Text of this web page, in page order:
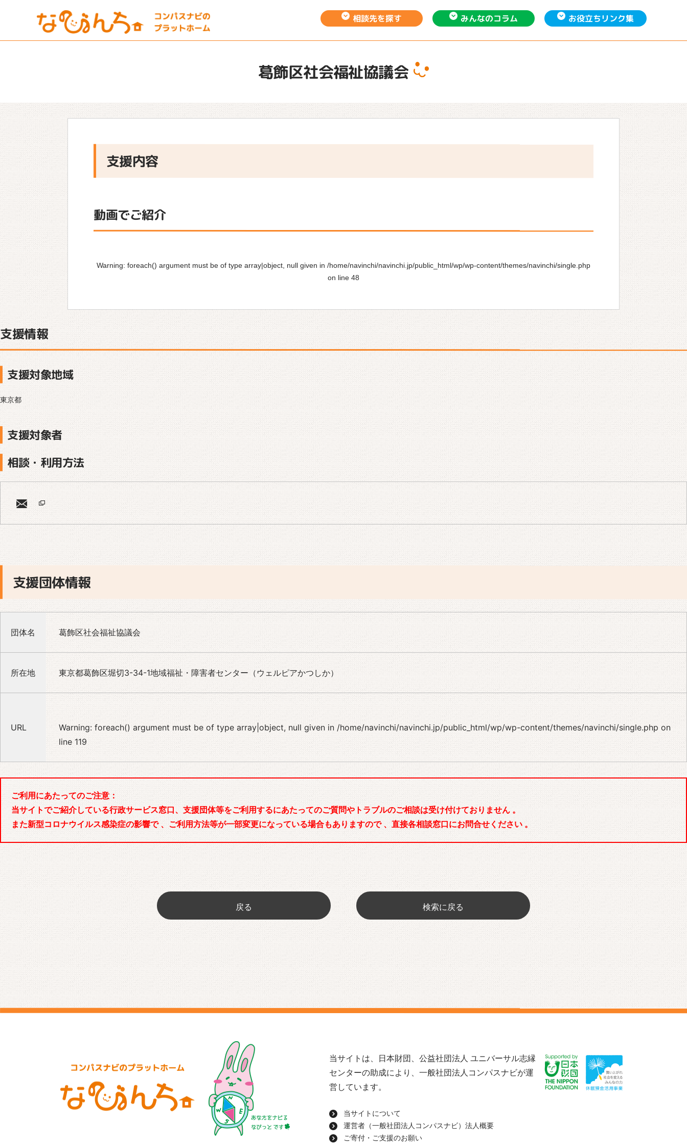
相談先を探す みんなのコラム お役立ちリンク集
葛飾区社会福祉協議会
支援内容
動画でご紹介
Warning: foreach() argument must be of type array|object, null given in /home/navinchi/navinchi.jp/public_html/wp/wp-content/themes/navinchi/single.php
on line 48
支援情報
支援対象地域
東京都
支援対象者
相談・利用方法
支援団体情報
団体名 葛飾区社会福祉協議会
所在地 東京都葛飾区堀切3-34-1地域福祉・障害者センター（ウェルピアかつしか）
URL Warning: foreach() argument must be of type array|object, null given in/home/navinchi/navinchi.jp/public_html/wp/wp-content/themes/navinchi/single.php on
line119
ご利用にあたってのご注意：
当サイトでご紹介している行政サービス窓口、支援団体等をご利用するにあたってのご質問やトラブルのご相談は受け付けておりません 。
また新型コロナウイルス感染症の影響で 、ご利用方法等が一部変更になっている場合もありますので 、直接各相談窓口にお問合せください 。
戻る 検索に戻る
当サイトは、日本財団、公益社団法人 ユニバーサル志縁
センターの助成により、一般社団法人コンパスナビが運
営しています。
当サイトについて
運営者（一般社団法人コンパスナビ）法人概要
ご寄付・ご支援のお願い